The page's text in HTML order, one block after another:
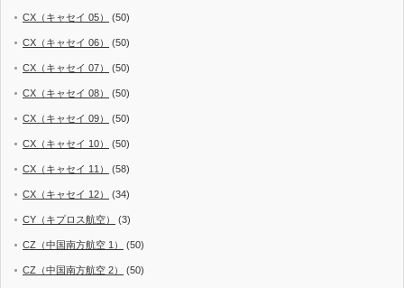
CX（キャセイ 05） (50)
CX（キャセイ 06） (50)
CX（キャセイ 07） (50)
CX（キャセイ 08） (50)
CX（キャセイ 09） (50)
CX（キャセイ 10） (50)
CX（キャセイ 11） (58)
CX（キャセイ 12） (34)
CY（キプロス航空） (3)
CZ（中国南方航空 1） (50)
CZ（中国南方航空 2） (50)